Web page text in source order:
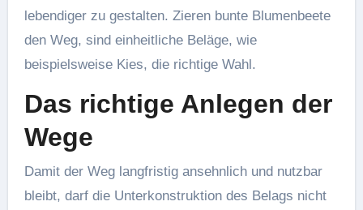
lebendiger zu gestalten. Zieren bunte Blumenbeete
den Weg, sind einheitliche Beläge, wie
beispielsweise Kies, die richtige Wahl.
Das richtige Anlegen der
Wege
Damit der Weg langfristig ansehnlich und nutzbar
bleibt, darf die Unterkonstruktion des Belags nicht